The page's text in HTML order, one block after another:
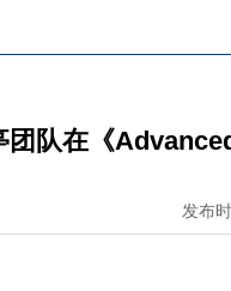
团队在《
发布